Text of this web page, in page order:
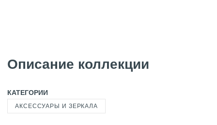
Описание коллекции
КАТЕГОРИИ
АКСЕССУАРЫ И ЗЕРКАЛА